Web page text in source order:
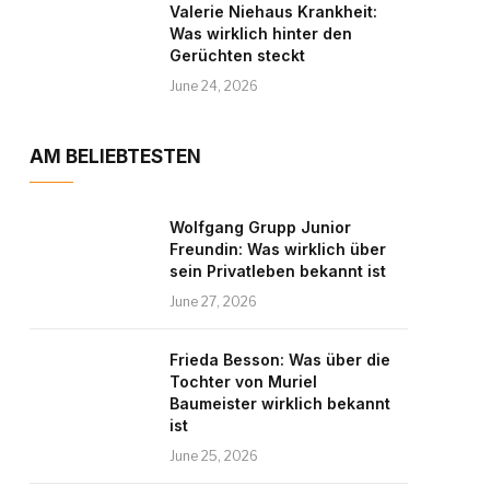
Valerie Niehaus Krankheit:
Was wirklich hinter den
Gerüchten steckt
June 24, 2026
AM BELIEBTESTEN
Wolfgang Grupp Junior
Freundin: Was wirklich über
sein Privatleben bekannt ist
June 27, 2026
Frieda Besson: Was über die
Tochter von Muriel
Baumeister wirklich bekannt
ist
June 25, 2026